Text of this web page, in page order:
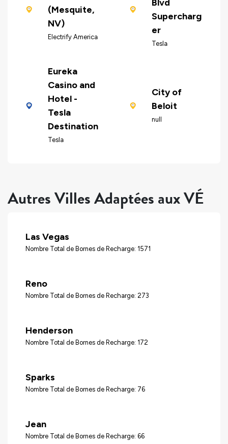
(Mesquite,
NV)
Electrify America
Blvd
Supercharg
er
Tesla
Eureka
Casino and
Hotel -
Tesla
Destination
Tesla
City of
Beloit
null
Autres Villes Adaptées aux VÉ
Las Vegas
Nombre Total de Bornes de Recharge: 1571
Reno
Nombre Total de Bornes de Recharge: 273
Henderson
Nombre Total de Bornes de Recharge: 172
Sparks
Nombre Total de Bornes de Recharge: 76
Jean
Nombre Total de Bornes de Recharge: 66